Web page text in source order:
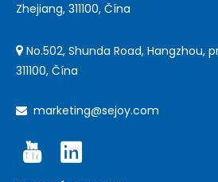
Zhejiang, 311100, Čína
 No.502, Shunda Road, Hangzhou,
311100, Čína
 marketing@sejoy.com